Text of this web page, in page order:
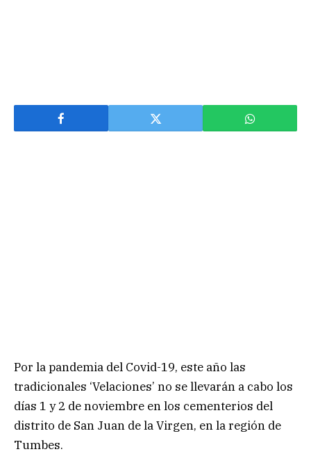
Por la pandemia del Covid-19, este año las
tradicionales ‘Velaciones’ no se llevarán a cabo los
días 1 y 2 de noviembre en los cementerios del
distrito de San Juan de la Virgen, en la región de
Tumbes.